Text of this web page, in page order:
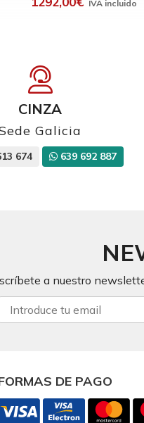
CINZA
Galicia
674 639 692 887
a nuestro
DE PAGO